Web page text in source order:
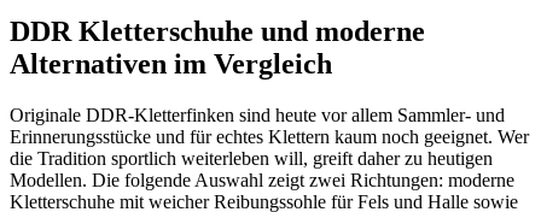
DDR Kletterschuhe und moderne
Alternativen im Vergleich
Originale DDR-Kletterfinken sind heute vor allem Sammler- und
Erinnerungsstücke und für echtes Klettern kaum noch geeignet. Wer
die Tradition sportlich weiterleben will, greift daher zu heutigen
Modellen. Die folgende Auswahl zeigt zwei Richtungen: moderne
Kletterschuhe mit weicher Reibungssohle für Fels und Halle sowie